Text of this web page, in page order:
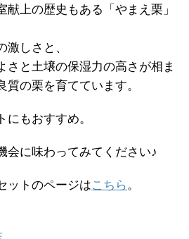
上の歴史もある「やまえ栗」
激しさと、
さと土壌の保湿力の高さが相ま
質の栗を育てています。
にもおすすめ。
会に味わってみてください♪
ットのページはこちら 。